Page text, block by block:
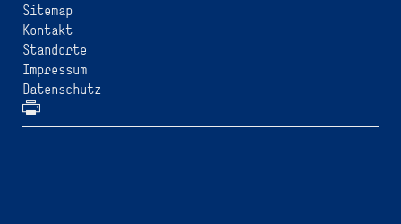
Sitemap
Kontakt
Standorte
Impressum
Datenschutz